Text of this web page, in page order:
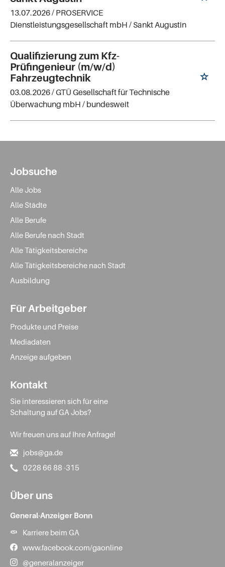
13.07.2026 / PROSERVICE
Dienstleistungsgesellschaft mbH / Sankt Augustin
Qualifizierung zum Kfz-
Prüfingenieur (m/w/d)
Fahrzeugtechnik
03.08.2026 /GTÜ Gesellschaft für Technische
Überwachung mbH / bundesweit
Jobsuche
Alle Jobs
Alle Städte
Alle Berufe
Alle Berufe nach Stadt
Alle Tätigkeitsbereiche
Alle Tätigkeitsbereiche nach Stadt
Ausbildung
Für Arbeitgeber
Produkte und Preise
Mediadaten
Anzeige aufgeben
Kontakt
Sie interessieren sich für eine
Schaltung auf GA Jobs?
Wir freuen uns auf Ihre Anfrage!
jobs@ga.de
0228 66 88 -315
Über uns
General-Anzeiger Bonn
Karriere beim GA
www.facebook.com/gaonline
@generalanzeiger